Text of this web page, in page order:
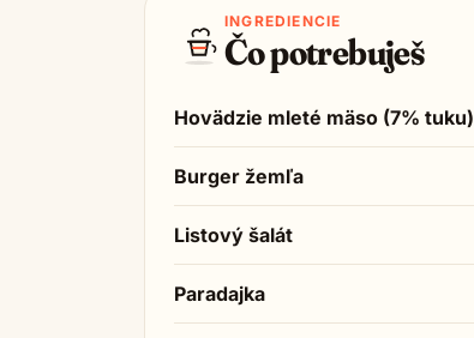
INGREDIENCIE
Čo potrebuješ
Hovädzie mleté mäso (7% tuku)
Burger žemľa
Listový šalát
Paradajka